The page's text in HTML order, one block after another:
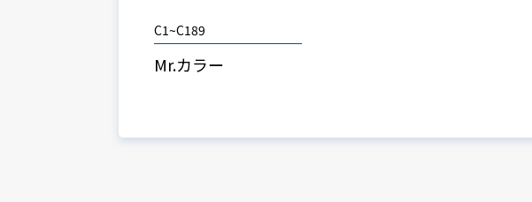
C1~C189
Mr.カラー